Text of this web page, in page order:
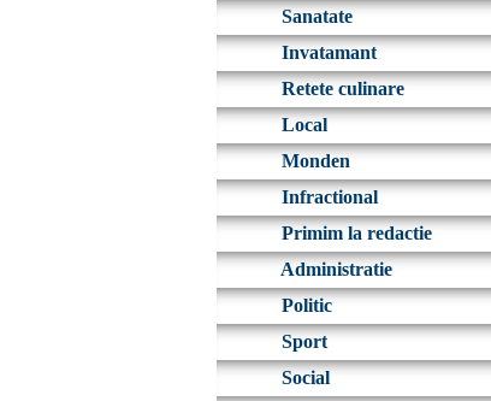
Sanatate
Invatamant
Retete culinare
Local
Monden
Infractional
Primim la redactie
Administratie
Politic
Sport
Social